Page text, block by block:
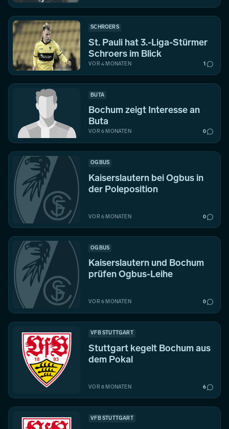
SCHROERS
St. Pauli hat 3.-Liga-Stürmer
Schroers im Blick
VOR 4 MONATEN 1
BUTA
Bochum zeigt Interesse an
Buta
VOR 6 MONATEN 0
OGBUS
Kaiserslautern bei Ogbus in
der Poleposition
VOR 6 MONATEN 0
OGBUS
Kaiserslautern und Bochum
prüfen Ogbus-Leihe
VOR 6 MONATEN 0
VFB STUTTGART
Stuttgart kegelt Bochum aus
dem Pokal
VOR 8 MONATEN 6
VFB STUTTGART